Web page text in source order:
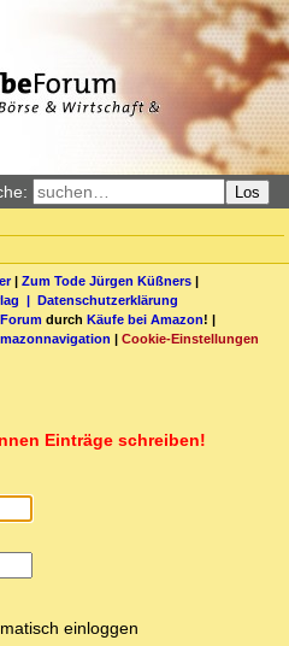
Los
| Zum Tode Jürgen Küßners |
| Datenschutzerklärung
durch Käufe bei Amazon! |
| Cookie-Einstellungen
Einträge schreiben!
einloggen